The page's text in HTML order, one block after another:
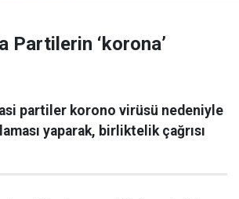
Partilerin ‘korona’
partiler korono virüsü nedeniyle
yaparak, birliktelik çağrısı